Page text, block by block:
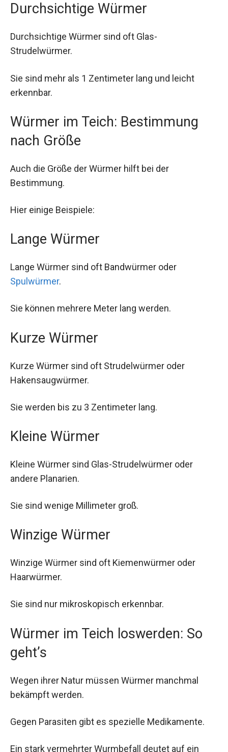
Durchsichtige Würmer
Durchsichtige Würmer sind oft Glas-
Strudelwürmer.
Sie sind mehr als 1 Zentimeter lang und leicht
erkennbar.
Würmer im Teich: Bestimmung
nach Größe
Auch die Größe der Würmer hilft bei der
Bestimmung.
Hier einige Beispiele:
Lange Würmer
Lange Würmer sind oft Bandwürmer oder
Spulwürmer.
Sie können mehrere Meter lang werden.
Kurze Würmer
Kurze Würmer sind oft Strudelwürmer oder
Hakensaugwürmer.
Sie werden bis zu 3 Zentimeter lang.
Kleine Würmer
Kleine Würmer sind Glas-Strudelwürmer oder
andere Planarien.
Sie sind wenige Millimeter groß.
Winzige Würmer
Winzige Würmer sind oft Kiemenwürmer oder
Haarwürmer.
Sie sind nur mikroskopisch erkennbar.
Würmer im Teich loswerden: So
geht’s
Wegen ihrer Natur müssen Würmer manchmal
bekämpft werden.
Gegen Parasiten gibt es spezielle Medikamente.
Ein stark vermehrter Wurmbefall deutet auf ein